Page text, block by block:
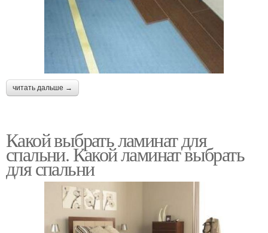
читать дальше →
Какой выбрать ламинат для
спальни. Какой ламинат выбрать
для спальни